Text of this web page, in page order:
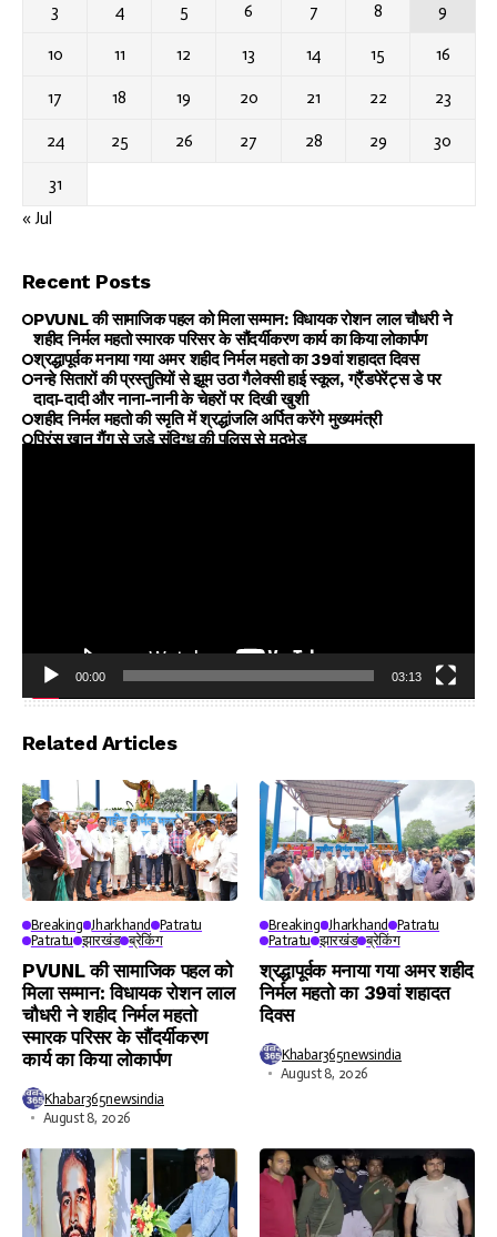
3 4 5 6 7 8 9
10 11 12 13 14 15 16
17 18 19 20 21 22 23
24 25 26 27 28 29 30
31
« Jul
Recent Posts
PVUNL की सामाजिक पहल को मिला सम्मान: विधायक रोशन लाल चौधरी ने
शहीद निर्मल महतो स्मारक परिसर के सौंदर्यीकरण कार्य का किया लोकार्पण
श्रद्धापूर्वक मनाया गया अमर शहीद निर्मल महतो का 39वां शहादत दिवस
नन्हे सितारों की प्रस्तुतियों से झूम उठा गैलेक्सी हाई स्कूल, ग्रैंडपेरेंट्स डे पर
दादा-दादी और नाना-नानी के चेहरों पर दिखी खुशी
शहीद निर्मल महतो की स्मृति में श्रद्धांजलि अर्पित करेंगे मुख्यमंत्री
प्रिंस खान गैंग से जुड़े संदिग्ध की पुलिस से मुठभेड़
Player
00:00 03:13
Related Articles
Breaking Jharkhand
Patratu
Patratu झारखंड ब्रेकिंग
PVUNL की सामाजिक पहल को
मिला सम्मान: विधायक रोशन लाल
चौधरी ने शहीद निर्मल महतो
स्मारक परिसर के सौंदर्यीकरण
कार्य का किया लोकार्पण
Khabar365newsindia
August 8, 2026
Breaking Jharkhand
Patratu
Patratu झारखंड ब्रेकिंग
श्रद्धापूर्वक मनाया गया अमर शहीद
निर्मल महतो का 39वां शहादत
दिवस
Khabar365newsindia
August 8, 2026